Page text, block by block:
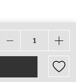
plus les frais